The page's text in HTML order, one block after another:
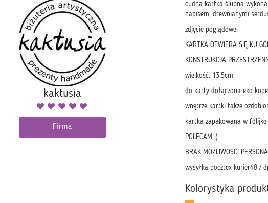
cudna kartka ślubna
napisem, drewnianymi
zdjęcie poglądowe.
KARTKA OTWIERA SIĘ KU
KONSTRUKCJA
wielkość: 13,5cm
do karty dołączona eko
wnętrze kartki także
kartka zapakowana w
POLECAM :)
BRAK MOŻLIWOŚCI
wysyłka pocztex kurier48 /
Kolorystyka
kaktusia
Firma